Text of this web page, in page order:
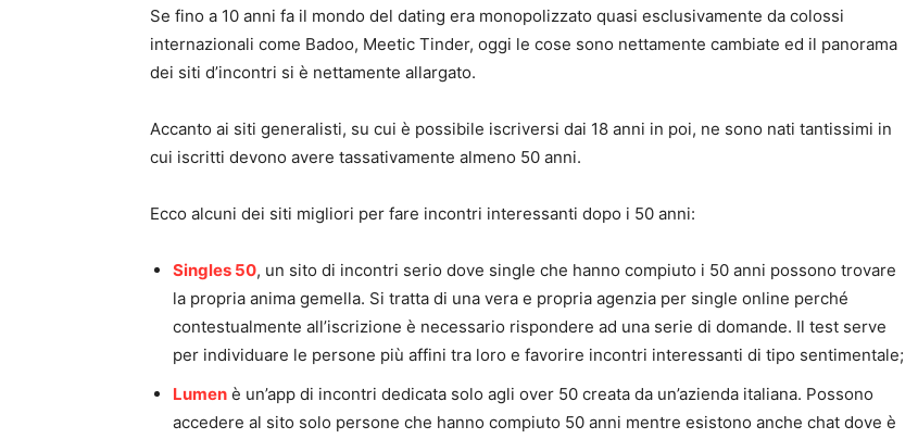
Se fino a 10 anni fa il mondo del dating era monopolizzato quasi esclusivamente da colossi
internazionali come Badoo, Meetic Tinder, oggi le cose sono nettamente cambiate ed il panorama
dei siti d’incontri si è nettamente allargato.
Accanto ai siti generalisti, su cui è possibile iscriversi dai 18 anni in poi, ne sono nati tantissimi in
cui iscritti devono avere tassativamente almeno 50 anni.
Ecco alcuni dei siti migliori per fare incontri interessanti dopo i 50 anni:
Singles 50, un sito di incontri serio dove single che hanno compiuto i 50 anni possono trovare
la propria anima gemella. Si tratta di una vera e propria agenzia per single online perché
contestualmente all’iscrizione è necessario rispondere ad una serie di domande. Il test serve
per individuare le persone più affini tra loro e favorire incontri interessanti di tipo sentimentale;
Lumen è un’app di incontri dedicata solo agli over 50 creata da un’azienda italiana. Possono
accedere al sito solo persone che hanno compiuto 50 anni mentre esistono anche chat dove è